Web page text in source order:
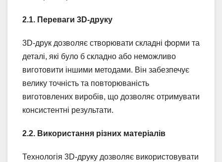
2.1. Переваги 3D-друку
3D-друк дозволяє створювати складні форми та
деталі, які було б складно або неможливо
виготовити іншими методами. Він забезпечує
велику точність та повторюваність
виготовлених виробів, що дозволяє отримувати
консистентні результати.
2.2. Використання різних матеріалів
Технологія 3D-друку дозволяє використовувати